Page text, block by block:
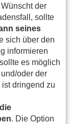
der
sollte
seines
sich über den
informieren
es möglich
oder der
dringend zu
. Die Option